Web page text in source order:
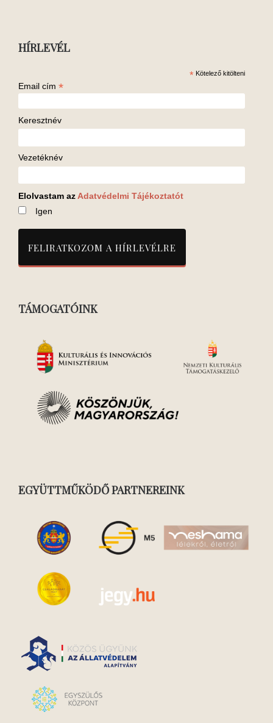
HÍRLEVÉL
* Kötelező kitölteni
Email cím *
Keresztnév
Vezetéknév
Elolvastam az Adatvédelmi Tájékoztatót
Igen
TÁMOGATÓINK
EGYÜTTMŰKÖDŐ PARTNEREINK